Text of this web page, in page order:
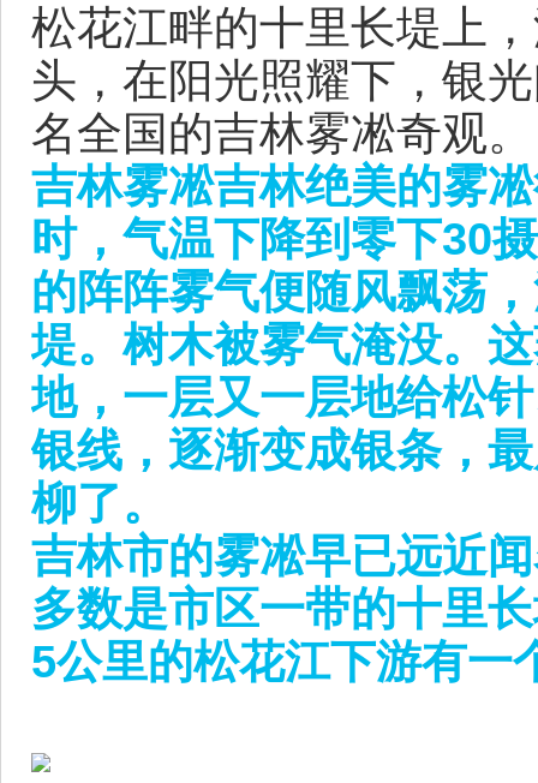
松花江畔的十里长堤上
头，在阳光照耀下，银
名全国的吉林雾凇奇观。
吉林雾凇吉林绝美的雾
时，气温下降到零下30
的阵阵雾气便随风飘荡
堤。树木被雾气淹没。
地，一层又一层地给松
银线，逐渐变成银条，
柳了。
吉林市的雾凇早已远近
多数是市区一带的十里
5公里的松花江下游有一